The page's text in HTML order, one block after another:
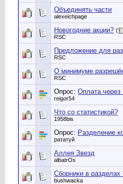
Объединять части
alexeichpage
Новогодние акции? (
RSC
Предложение для
RSC
О минимуме
RSC
Опрос: Оплата через
reigor54
Что со статистикой?
1958bis
Опрос: Разделение
рататуй
Аллея Звезд
albatrOs
Сборники в
bushwacka